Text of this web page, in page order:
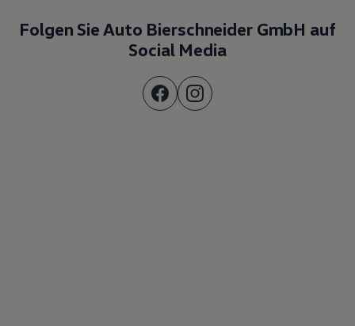
Folgen Sie Auto Bierschneider GmbH auf
Social Media